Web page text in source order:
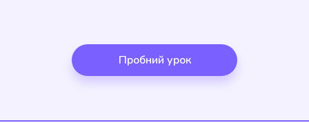
Пробний урок